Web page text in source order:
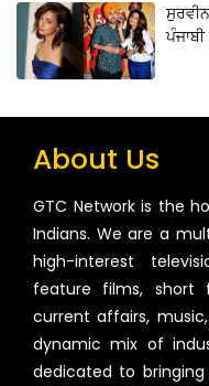
About Us
GTC Network is the
Indians. We are a
high-interest
feature films, short
current affairs,
dynamic mix of
dedicated to